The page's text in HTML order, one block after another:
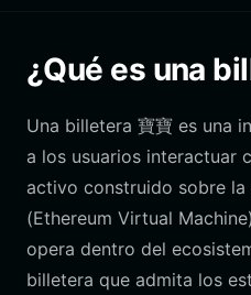
¿Qué es una
Una billetera 寶寶 es una
a los usuarios interactuar
activo construido sobre la
(Ethereum Virtual
opera dentro del
billetera que admita los